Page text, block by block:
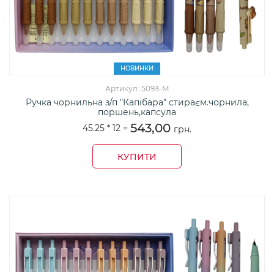
НОВИНКИ
Артикул: 5093-М
Ручка чорнильна з/п "Капібара" стираєм.чорнила,
поршень,капсула
45.25 * 12 = 543,00 грн.
КУПИТИ